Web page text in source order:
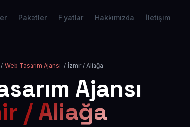
Paketler Fiyatlar Hakkımızda İletişim
/ Web Tasarım Ajansı / İzmir / Aliağa
Ajansı
/ Aliağa